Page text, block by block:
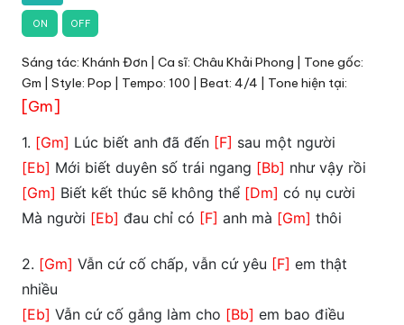
ON OFF
Sáng tác: Khánh Đơn | Ca sĩ: Châu Khải Phong | Tone gốc:
Gm | Style: Pop | Tempo: 100 | Beat: 4/4 | Tone hiện tại:
[Gm]
1. [Gm] Lúc biết anh đã đến [F] sau một người
[Eb] Mới biết duyên số trái ngang [Bb] như vậy rồi
[Gm] Biết kết thúc sẽ không thể [Dm] có nụ cười
Mà người [Eb] đau chỉ có [F] anh mà [Gm] thôi
2. [Gm] Vẫn cứ cố chấp, vẫn cứ yêu [F] em thật
nhiều
[Eb] Vẫn cứ cố gắng làm cho [Bb] em bao điều